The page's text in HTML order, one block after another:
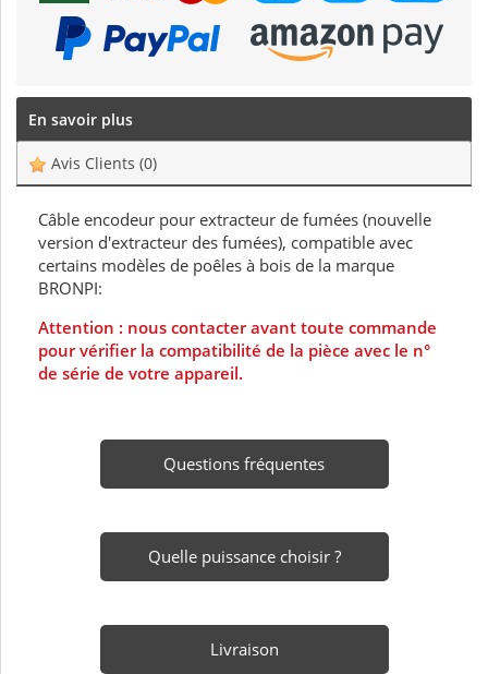
En savoir plus
Avis Clients (0)
Câble encodeur pour extracteur de fumées (nouvelle
version d'extracteur des fumées), compatible avec
certains modèles de poêles à bois de la marque
BRONPI:
Attention : nous contacter avant toute commande
pour vérifier la compatibilité de la pièce avec le n°
de série de votre appareil.
Questions fréquentes
Quelle puissance choisir ?
Livraison